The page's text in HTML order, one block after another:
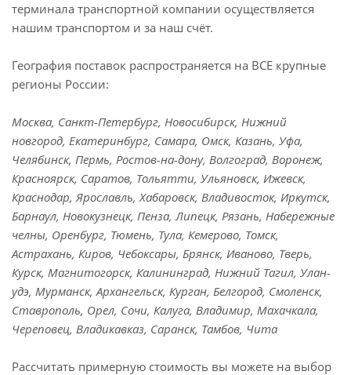
терминала транспортной компании осуществляется
нашим транспортом и за наш счёт.
География поставок распространяется на ВСЕ крупные
регионы России:
Москва, Санкт-Петербург, Новосибирск, Нижний
новгород, Екатеринбург, Самара, Омск, Казань, Уфа,
Челябинск, Пермь, Ростов-на-дону, Волгоград, Воронеж,
Красноярск, Саратов, Тольятти, Ульяновск, Ижевск,
Краснодар, Ярославль, Хабаровск, Владивосток, Иркутск,
Барнаул, Новокузнецк, Пенза, Липецк, Рязань, Набережные
челны, Оренбург, Тюмень, Тула, Кемерово, Томск,
Астрахань, Киров, Чебоксары, Брянск, Иваново, Тверь,
Курск, Магнитогорск, Калининград, Нижний Тагил, Улан-
удэ, Мурманск, Архангельск, Курган, Белгород, Смоленск,
Ставрополь, Орел, Сочи, Калуга, Владимир, Махачкала,
Череповец, Владикавказ, Саранск, Тамбов, Чита
Рассчитать примерную стоимость вы можете на выбор